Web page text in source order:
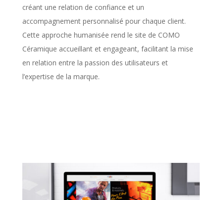
créant une relation de confiance et un
accompagnement personnalisé pour chaque client.
Cette approche humanisée rend le site de COMO
Céramique accueillant et engageant, facilitant la mise
en relation entre la passion des utilisateurs et
l’expertise de la marque.